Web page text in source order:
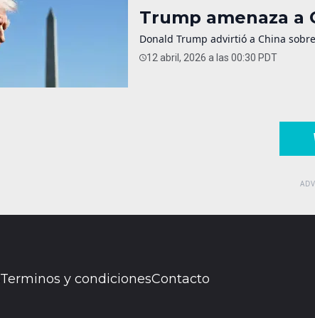
Trump amenaza a
Donald Trump advirtió a China
12 abril, 2026 a las 00:30 PDT
Terminos y condicionesContacto